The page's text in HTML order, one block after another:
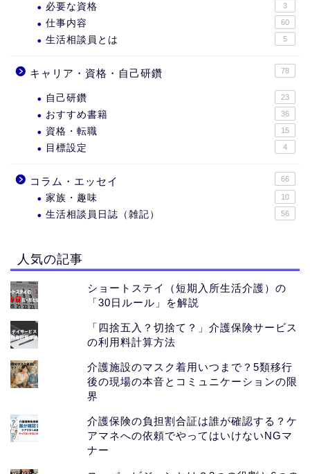
必要な資格 3
仕事内容 60
生活相談員とは 5
キャリア・資格・自己研鑽 78
自己研鑽 23
おすすめ書籍 36
資格・転職 15
目標設定 4
コラム・エッセイ 66
家族・趣味 10
生活相談員日誌（雑記） 56
人気の記事
ショートステイ（短期入所生活介護）の
「30日ルール」を解説
「四捨五入？切捨て？」介護保険サービス
の利用料計算方法
介護施設のマスク着用いつまで？5類移行
後の現場の本音とコミュニケーションの限
界
介護保険の負担割合証は誰が確認する？ケ
アマネへの依頼でやってはいけないNGマ
ナー